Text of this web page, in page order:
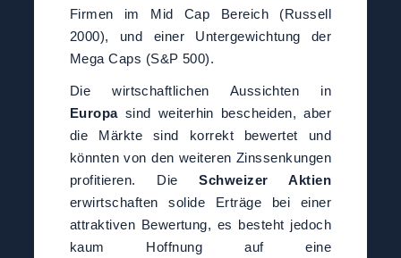
Firmen im Mid Cap Bereich (Russell
2000), und einer Untergewichtung der
Mega Caps (S&P 500).
Die wirtschaftlichen Aussichten in
Europasind weiterhin bescheiden, aber
die Märkte sind korrekt bewertet und
könnten von den weiteren Zinssenkungen
profitieren. DieSchweizer Aktien
erwirtschaften solide Erträge bei einer
attraktiven Bewertung, es besteht jedoch
kaum Hoffnung auf eine